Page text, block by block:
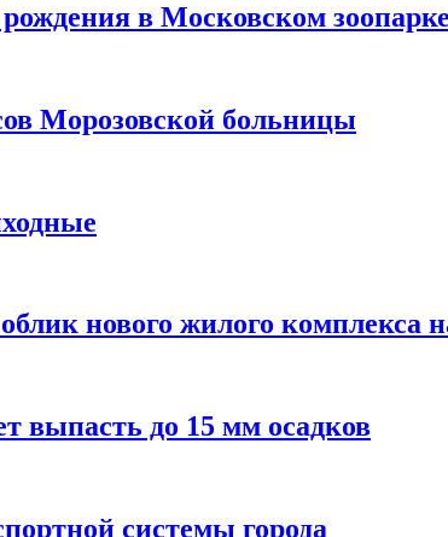
в Московском зоопарке
Морозовской больницы
нового жилого комплекса
выпасть до 15 мм осадков
системы города